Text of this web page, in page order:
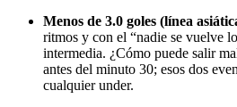
Menos de 3.0 goles (línea
ritmos y con el “nadie se vuelve
intermedia. ¿Cómo puede salir
antes del minuto 30; esos dos
cualquier under.